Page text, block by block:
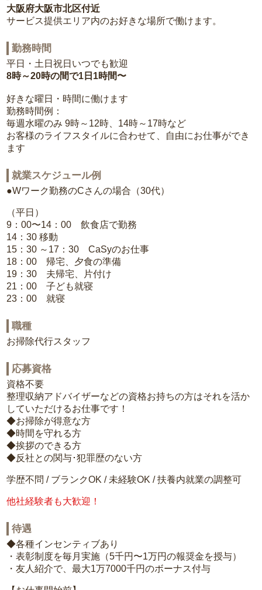
大阪府大阪市北区付近
サービス提供エリア内のお好きな場所で働けます。
勤務時間
平日・土日祝日いつでも歓迎
8時～20時の間で1日1時間〜
好きな曜日・時間に働けます
勤務時間例：
毎週水曜のみ 9時～12時、14時～17時など
お客様のライフスタイルに合わせて、自由にお仕事ができ
ます
就業スケジュール例
●Wワーク勤務のCさんの場合（30代）
（平日）
9：00〜14：00 飲食店で勤務
14：30 移動
15：30 ～17：30 CaSyのお仕事
18：00 帰宅、夕食の準備
19：30 夫帰宅、片付け
21：00 子ども就寝
23：00 就寝
職種
お掃除代行スタッフ
応募資格
資格不要
整理収納アドバイザーなどの資格お持ちの方はそれを活か
していただけるお仕事です！
◆お掃除が得意な方
◆時間を守れる方
◆挨拶のできる方
◆反社との関与･犯罪歴のない方
学歴不問 / ブランクOK / 未経験OK / 扶養内就業の調整可
他社経験者も大歓迎！
待遇
◆各種インセンティブあり
・表彰制度を毎月実施（5千円〜1万円の報奨金を授与）
・友人紹介で、最大1万7000千円のボーナス付与